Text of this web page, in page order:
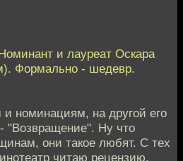
и лауреат Оскара
Формально - шедевр.
и номинациям, на другой его
"Возвращение". Ну что
они такое любят. С тех
читаю рецензию.